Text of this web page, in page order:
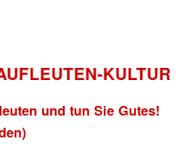
KULTUR
und tun Sie Gutes!